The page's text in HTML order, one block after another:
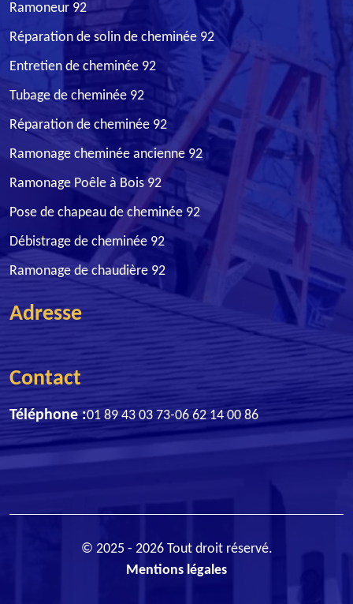
Ramoneur 92
Réparation de solin de cheminée 92
Entretien de cheminée 92
Tubage de cheminée 92
Réparation de cheminée 92
Ramonage cheminée ancienne 92
Ramonage Poêle à Bois 92
Pose de chapeau de cheminée 92
Débistrage de cheminée 92
Ramonage de chaudière 92
Adresse
Contact
Téléphone :01 89 43 03 73-06 62 14 00 86
© 2025 - 2026 Tout droit réservé.
Mentions légales